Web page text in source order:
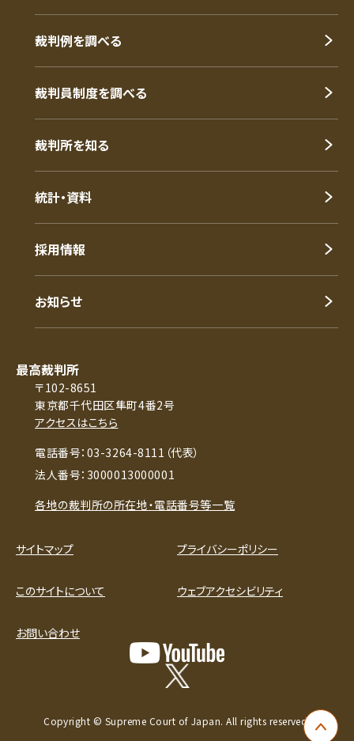
ペー
裁判例を調べる
裁判員制度を調べる
裁判所を知る
統計・資料
採用情報
お知らせ
最高裁判所
〒102-8651
東京都千代田区隼町4番2号
アクセスはこちら
電話番号：03-3264-8111（代表）
法人番号：3000013000001
各地の裁判所の所在地・電話番号等一覧
サイトマップ プライバシーポリシー
このサイトについて ウェブアクセシビリティ
お問い合わせ
Copyright © Supreme Court of Japan. All rights reserved.